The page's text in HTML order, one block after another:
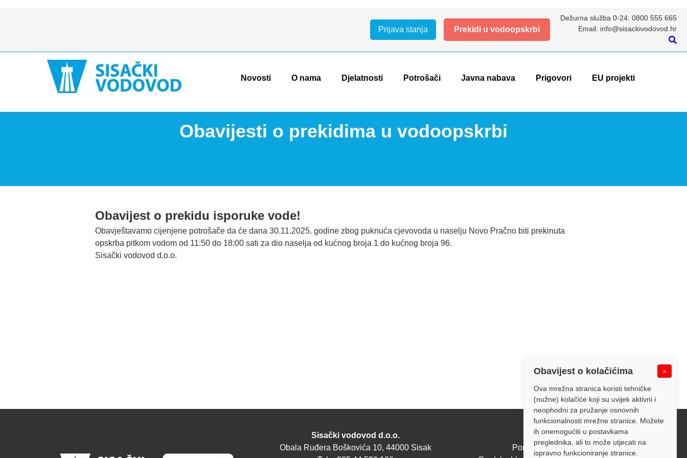
Prijava stanja Prekidi u vodoopskrbi
Dežurna služba 0-24: 0800 555 665
Email: info@sisackivodovod.hr
Novosti O nama Djelatnosti Potrošači Javna nabava Prigovori EU projekti
Obavijest o kolačićima ×
Ova mrežna stranica koristi tehničke
(nužne) kolačiće koji su uvijek aktivni i
neophodni za pružanje osnovnih
funkcionalnosti mrežne stranice. Možete
ih onemogućiti u postavkama
preglednika, ali to može utjecati na
ispravno funkcioniranje stranice.
Obavijesti o prekidima u vodoopskrbi
Obavijest o prekidu isporuke vode!
Obavještavamo cijenjene potrošače da će dana 30.11.2025. godine zbog puknuća cjevovoda u naselju Novo Pračno biti prekinuta
opskrba pitkom vodom od 11:50 do 18:00 sati za dio naselja od kućnog broja 1 do kućnog broja 96.
Sisački vodovod d.o.o.
Sisački vodovod d.o.o.
Obala Ruđera Boškovića 10, 44000 Sisak
Radno vrijeme:
Pon - Pet: 7:00 - 14:00